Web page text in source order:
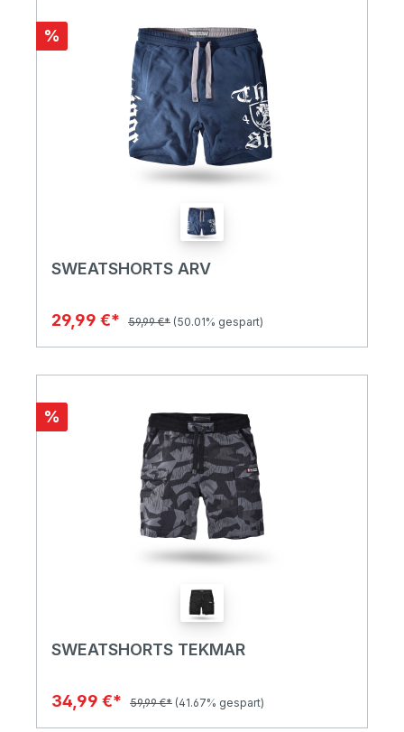
%
SWEATSHORTS ARV
29,99 €* 59,99 €* (50.01% gespart)
%
SWEATSHORTS TEKMAR
34,99 €* 59,99 €* (41.67% gespart)